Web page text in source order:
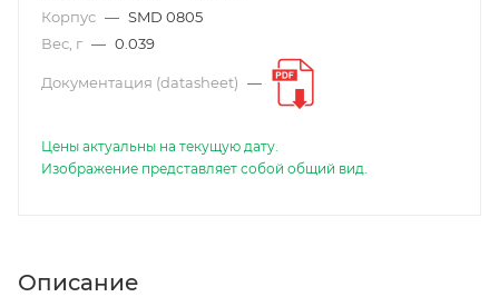
Корпус — SMD 0805
Вес, г — 0.039
Документация (datasheet) —
Цены актуальны на текущую дату.
Изображение представляет собой общий вид.
Описание